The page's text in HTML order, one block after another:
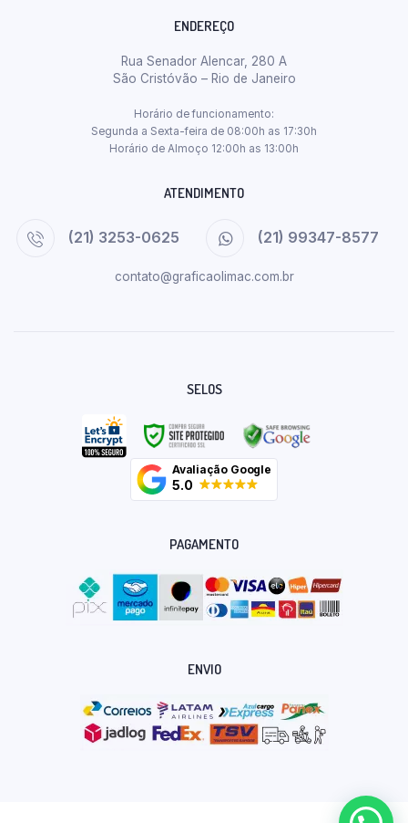
ENDEREÇO
Rua Senador Alencar, 280 A
São Cristóvão – Rio de Janeiro
Horário de funcionamento:
Segunda a Sexta-feira de 08:00h as 17:30h
Horário de Almoço 12:00h as 13:00h
ATENDIMENTO
(21) 3253-0625 (21) 99347-8577
contato@graficaolimac.com.br
SELOS
Avaliação Google
5.0
PAGAMENTO
ENVIO